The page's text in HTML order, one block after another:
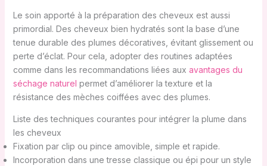
Le soin apporté à la préparation des cheveux est aussi
primordial. Des cheveux bien hydratés sont la base d’une
tenue durable des plumes décoratives, évitant glissement ou
perte d’éclat. Pour cela, adopter des routines adaptées
comme dans les recommandations liées aux avantages du
séchage naturel permet d’améliorer la texture et la
résistance des mèches coiffées avec des plumes.
Liste des techniques courantes pour intégrer la plume dans
les cheveux
Fixation par clip ou pince amovible, simple et rapide.
Incorporation dans une tresse classique ou épi pour un style